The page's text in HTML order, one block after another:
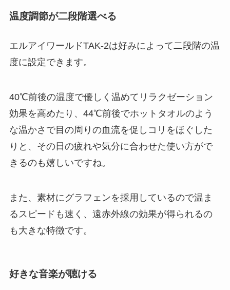
温度調節が二段階選べる
エルアイワールドTAK-2は好みによって二段階の温
度に設定できます。
40℃前後の温度で優しく温めてリラクゼーション
効果を高めたり、44℃前後でホットタオルのよう
な温かさで目の周りの血流を促しコリをほぐした
りと、その日の疲れや気分に合わせた使い方がで
きるのも嬉しいですね。
また、素材にグラフェンを採用しているので温ま
るスピードも速く、遠赤外線の効果が得られるの
も大きな特徴です。
好きな音楽が聴ける